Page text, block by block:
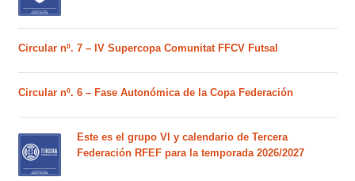
Circular nº. 7 – IV Supercopa Comunitat FFCV Futsal
Circular nº. 6 – Fase Autonómica de la Copa Federación
Este es el grupo VI y calendario de Tercera
Federación RFEF para la temporada 2026/2027